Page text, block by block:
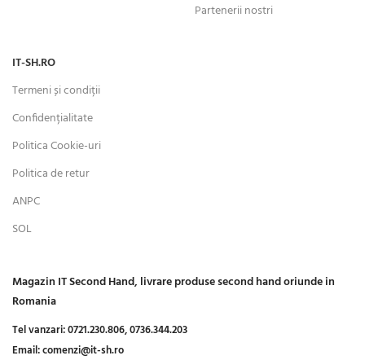
Partenerii nostri
IT-SH.RO
Termeni și condiții
Confidențialitate
Politica Cookie-uri
Politica de retur
ANPC
SOL
Magazin IT Second Hand, livrare produse second hand oriunde in
Romania
Tel vanzari:0721.230.806,0736.344.203
Email:comenzi@it-sh.ro